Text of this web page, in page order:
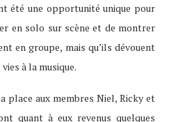
été une opportunité unique pour
en solo sur scène et de montrer
en groupe, mais qu’ils dévouent
à la musique.
place aux membres Niel, Ricky et
quant à eux revenus quelques